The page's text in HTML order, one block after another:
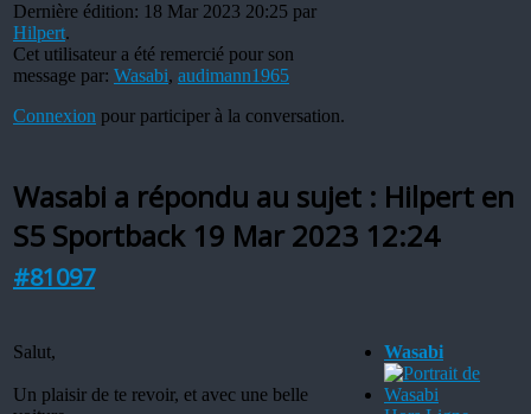
Dernière édition: 18 Mar 2023 20:25 par
Hilpert.
Cet utilisateur a été remercié pour son
message par: Wasabi, audimann1965
Connexion pour participer à la conversation.
Wasabi a répondu au sujet : Hilpert en
S5 Sportback 19 Mar 2023 12:24
#81097
Salut,
Un plaisir de te revoir, et avec une belle
Wasabi